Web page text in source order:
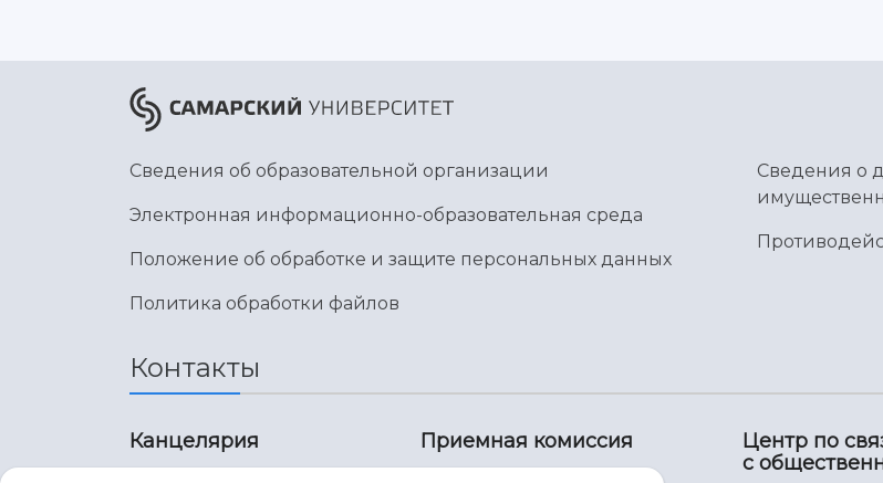
Сведения об образовательной организации
Электронная информационно-образовательная среда
Положение об обработке и защите персональных данных
Политика обработки файлов
Сведения о
Контакты
Канцелярия Приемная комиссия
Центр по
с